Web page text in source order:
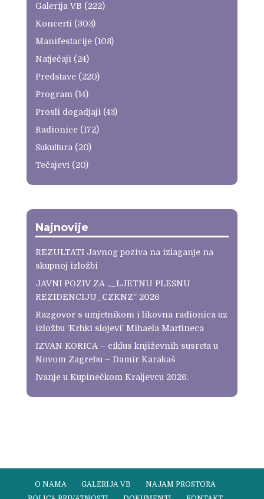
Galerija VB (222)
Koncerti (303)
Manifestacije(108)
Natječaji (24)
Predstave(220)
Program (14)
Prosli dogadjaji (43)
Radionice(172)
Sukultura (20)
Tečajevi (20)
Najnovije
REZULTATI Javnog poziva na izlaganje na
skupnoj izložbi
JAVNI POZIV ZA „_LJETNU PLESNU
REZIDENCIJU_CZKNZ“ 2026
Razgovor s umjetnikom i likovna radionica uz
izložbu ‘Krhki slojevi’ Mihaela Martineca
IZVAN KORICA – ciklus književnih susreta u
Novom Zagrebu – Damir Karakaš
Ivanje u Kupinečkom Kraljevcu 2026.
O NAMA GALERIJA VB
NAJAM PROSTORA